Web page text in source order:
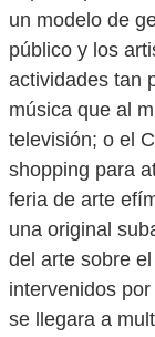
un modelo de
público y los
actividades tan
música que al
televisión; o el
shopping para
feria de arte
una original
del arte sobre
intervenidos
se llegara a